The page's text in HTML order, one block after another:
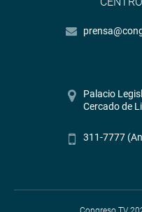
Palacio
Cercado de
311-7777